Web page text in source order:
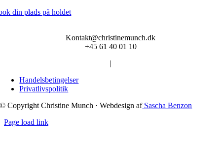
din plads på holdet
Kontakt@christinemunch.dk
+45 61 40 01 10
|
Handelsbetingelser
Privatlivspolitik
© Copyright Christine Munch · Webdesign afSascha Benzon
Page load link